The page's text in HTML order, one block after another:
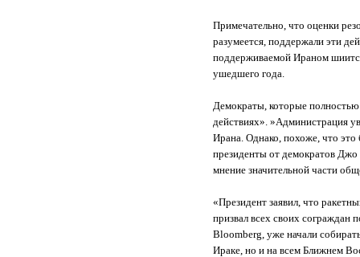
Примечательно, что оценки
разумеется, поддержали эти
поддерживаемой Ираном
ушедшего года.
Демократы, которые
действиях». »Администрация
Ирана. Однако, похоже, что это
президенты от демократов
мнение значительной части
«Президент заявил, что
призвал всех своих сограждан
Bloomberg, уже начали
Ираке, но и на всем Ближнем